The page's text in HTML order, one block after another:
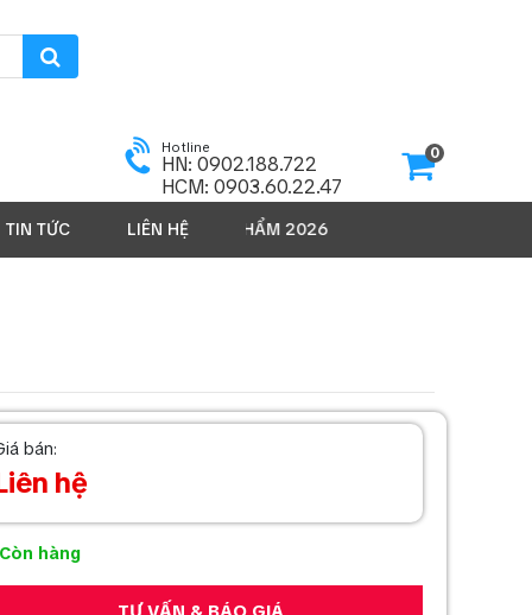
Hotline
HN: 0902.188.722
HCM: 0903.60.22.47
0
TIN TỨC LIÊN HỆ
SẢN PHẨM 2026
bán:
hệ
hàng